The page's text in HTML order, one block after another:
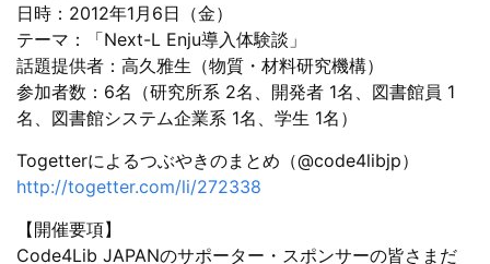
日時：2012年1月6日（金）
テーマ：「Next-L Enju導入体験談」
話題提供者：高久雅生（物質・材料研究機構）
参加者数：6名（研究所系 2名、開発者 1名、図書館員 1
名、図書館システム企業系 1名、学生 1名）
Togetterによるつぶやきのまとめ（@code4libjp）
http://togetter.com/li/272338
【開催要項】
Code4Lib JAPANのサポーター・スポンサーの皆さまだ